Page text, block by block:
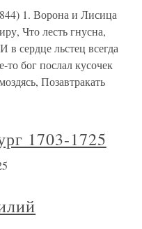
1. Ворона и Лисица
Что лесть гнусна,
в сердце льстец всегда
бог послал кусочек
Позавтракать
1703-1725